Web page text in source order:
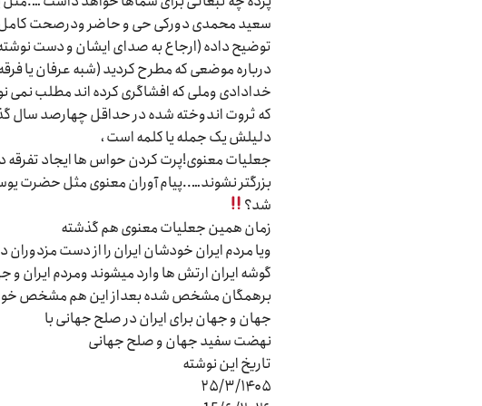
سعید محمدی دورکی حی و حاضر ودرصحت کامل
توضیح داده (ارجاع به صدای ایشان و دست نوشته
درباره موضعی که مطرح کردید (شبه عرفان یا
خدادادی وملی که افشاگری کرده اند مطلب نمی
که ثروت اندوخته شده در حداقل چهارصد سال
دلیلش یک جمله یا کلمه است ،
جعلیات معنوی!پرت کردن حواس ها ایجاد تفرقه
بزرگتر نشوند…..پیام آوران معنوی مثل حضرت
شد؟
زمان همین جعلیات معنوی هم گذشته
ویا مردم ایران خودشان ایران را از دست
گوشه ایران ارتش ها وارد میشوند ومردم ایران
برهمگان مشخص شده بعداز این هم مشخص
جهان و جهان برای ایران در صلح جهانی با
نهضت سفید جهان و صلح جهانی
تاریخ این نوشته
۲۵/۳/۱۴۰۵